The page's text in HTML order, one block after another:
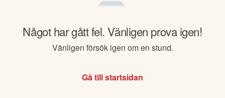
Något har gått fel. Vänligen prova igen!
Vänligen försök igen om en stund.
Gå till startsidan